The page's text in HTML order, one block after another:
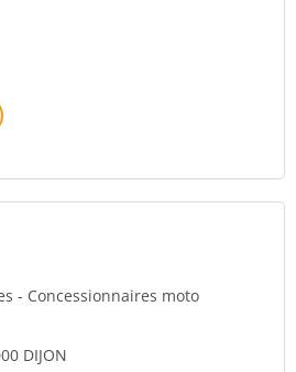
- Concessionnaires moto
DIJON